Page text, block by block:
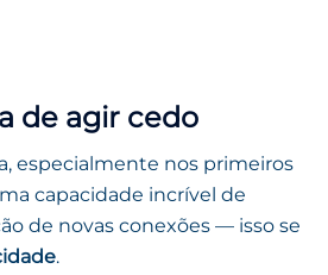
de agir cedo
especialmente nos primeiros
capacidade incrível de
de novas conexões — isso se
.